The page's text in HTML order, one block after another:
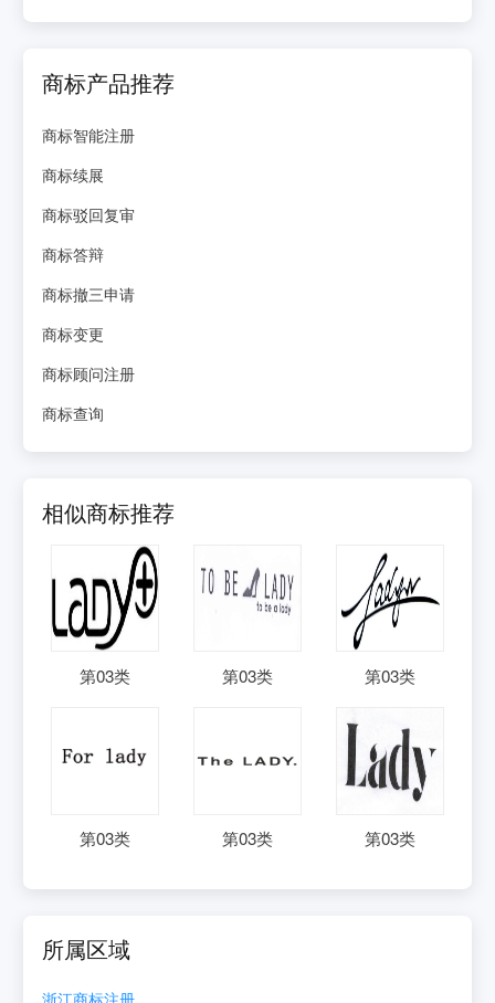
商标产品推荐
商标智能注册
商标续展
商标驳回复审
商标答辩
商标撤三申请
商标变更
商标顾问注册
商标查询
相似商标推荐
第03类 第03类 第03类
第03类 第03类 第03类
所属区域